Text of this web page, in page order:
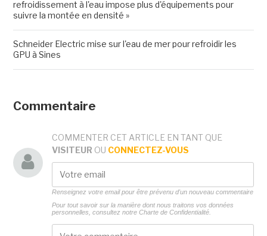
refroidissement à l'eau impose plus d'équipements pour
suivre la montée en densité »
Schneider Electric mise sur l'eau de mer pour refroidir les
GPU à Sines
Commentaire
COMMENTER CET ARTICLE EN TANT QUE
VISITEUR OU CONNECTEZ-VOUS
Renseignez votre email pour être prévenu d'un nouveau commentaire
Pour tout savoir sur la manière dont nous traitons vos données
personnelles, consultez notre Charte de Confidentialité.